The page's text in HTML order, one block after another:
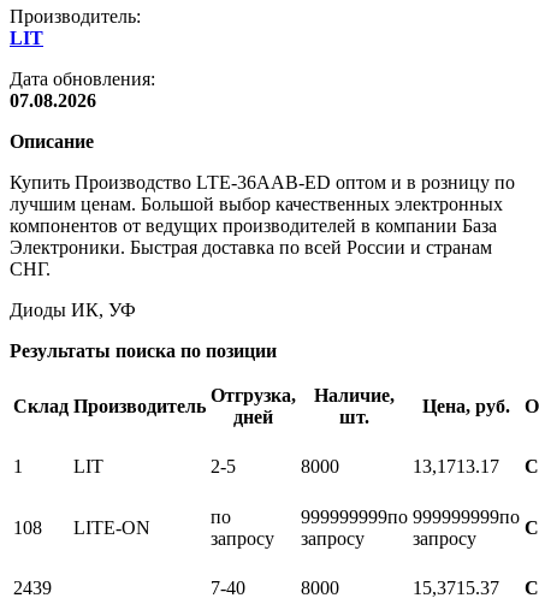
Производитель:
LIT
Дата обновления:
07.08.2026
Описание
Купить Производство LTE-36AAB-ED оптом и в розницу по
лучшим ценам. Большой выбор качественных электронных
компонентов от ведущих производителей в компании База
Электроники. Быстрая доставка по всей России и странам
СНГ.
Диоды ИК, УФ
Результаты поиска по позиции
Склад Производитель
Отгрузка,
дней
Наличие,
шт.
Цена, руб.
1 LIT 2-5 8000 13,1713.17
108 LITE-ON
по
запросу
999999999по
запросу
999999999по
запросу
2439 7-40 8000 15,3715.37